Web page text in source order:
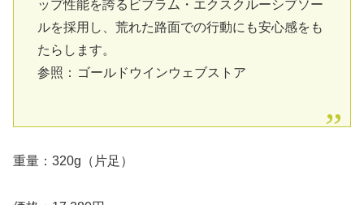
ップ性能を誇るビブラム・エクスクルーシブソー
ルを採用し、荒れた路面での行動にも安心感をも
たらします。
参照： ゴールドウインウェブストア
重量：320g（片足）